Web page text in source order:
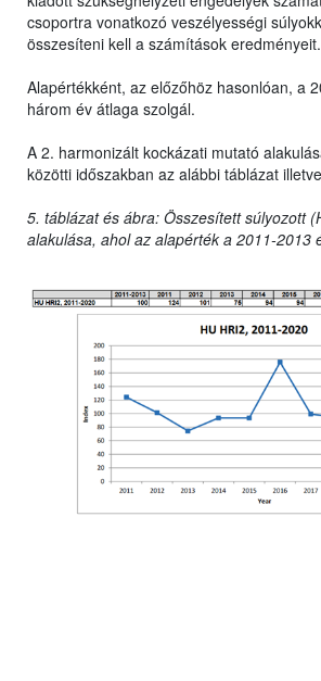
csoportra vonatkozó veszélyességi
összesíteni kell a számítások eredményeit.
Alapértékként, az előzőhöz hasonlóan, a
három év átlaga szolgál.
A 2. harmonizált kockázati mutató
közötti időszakban az alábbi táblázat
5. táblázat és ábra: Összesített súlyozott
alakulása, ahol az alapérték a 2011-2013